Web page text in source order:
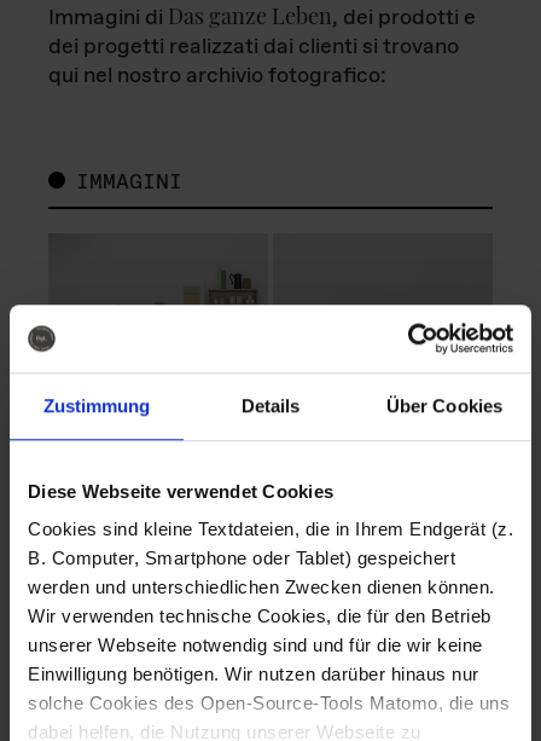
Zustimmung Details Über Cookies
Diese Webseite verwendet Cookies
Cookies sind kleine Textdateien, die in Ihrem Endgerät (z.
B. Computer, Smartphone oder Tablet) gespeichert
werden und unterschiedlichen Zwecken dienen können.
Wir verwenden technische Cookies, die für den Betrieb
unserer Webseite notwendig sind und für die wir keine
Einwilligung benötigen. Wir nutzen darüber hinaus nur
solche Cookies des Open-Source-Tools Matomo, die uns
dabei helfen, die Nutzung unserer Webseite zu
Immagini di Das ganze Leben, dei prodotti e
dei progetti realizzati dai clienti si trovano
qui nel nostro archivio fotografico:
IMMAGINI
Fotografo: Lorenz
Sternbach
Download
Fotografo: Lorenz
Sternbach
Download